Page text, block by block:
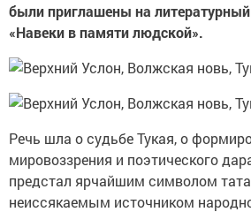
были приглашены на литературный
«Навеки в памяти людской».
Речь шла о судьбе Тукая, о
мировоззрения и поэтического
предстал ярчайшим символом
неиссякаемым источником